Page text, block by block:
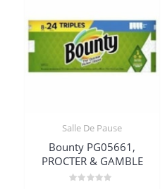
Salle De Pause
Bounty PG05661,
PROCTER & GAMBLE